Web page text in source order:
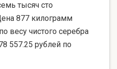
тысяч сто
877 килограмм
по весу чистого серебра
557.25 рублей по